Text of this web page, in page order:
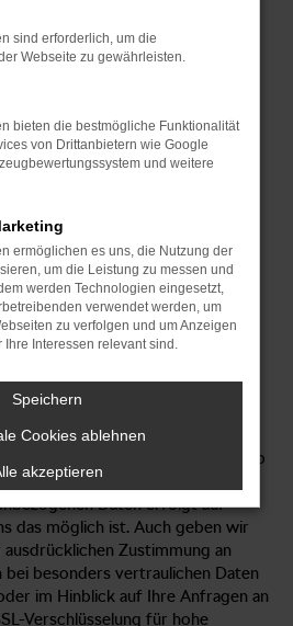
92644 - 0
Autohaus Sorg GmbH
828-0
Autohaus Sorg GmbH
Internetseite in dieser
notwendigen Informationen
sowie zu welchem Zweck
von Ihnen erheben und diese
und Nutzung Ihrer Daten erfolgt
des Bundesdatenschutzgesetzes
(TMG). Wir fühlen uns
Daten
arbeiten deshalb streng innerhalb
Vorgaben uns setzen. Die
Daten erfolgt auf
das möglich ist. Auch geben wir
Zustimmung an
besonders vertraulichen Daten
im Hinblick auf Ihre Anfragen an
Verschlüsselung für hohe
sind erforderlich, um die
Webseite zu gewährleisten.
bieten die bestmögliche Funktionalität
von Drittanbietern wie Google
und weitere
ermöglichen es uns, die Nutzung der
um die Leistung zu messen und
werden Technologien eingesetzt,
verwendet werden, um
zu verfolgen und um Anzeigen
Ihre Interessen relevant sind.
Speichern
Cookies ablehnen
akzeptieren